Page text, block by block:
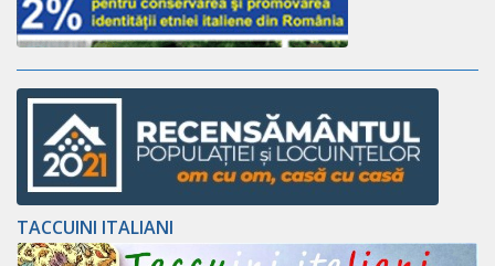
TACCUINI ITALIANI